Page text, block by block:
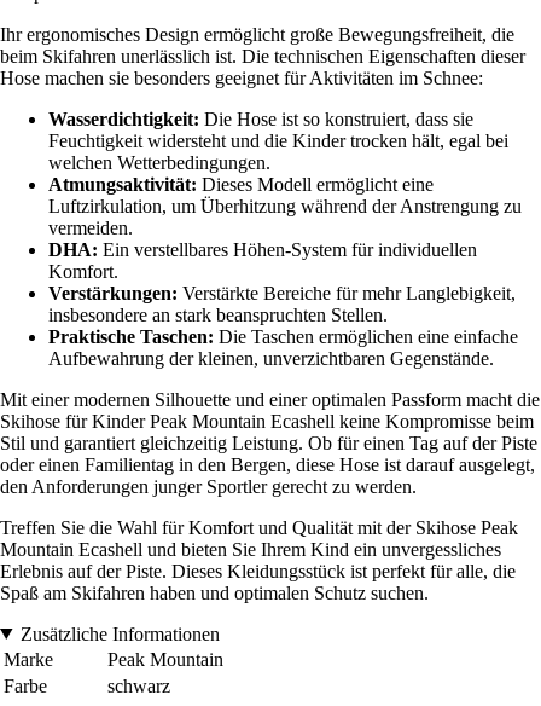
Ihr ergonomisches Design ermöglicht große Bewegungsfreiheit, die
beim Skifahren unerlässlich ist. Die technischen Eigenschaften dieser
Hose machen sie besonders geeignet für Aktivitäten im Schnee:
Wasserdichtigkeit: Die Hose ist so konstruiert, dass sie
Feuchtigkeit widersteht und die Kinder trocken hält, egal bei
welchen Wetterbedingungen.
Atmungsaktivität: Dieses Modell ermöglicht eine
Luftzirkulation, um Überhitzung während der Anstrengung zu
vermeiden.
DHA: Ein verstellbares Höhen-System für individuellen
Komfort.
Verstärkungen: Verstärkte Bereiche für mehr Langlebigkeit,
insbesondere an stark beanspruchten Stellen.
Praktische Taschen: Die Taschen ermöglichen eine einfache
Aufbewahrung der kleinen, unverzichtbaren Gegenstände.
Mit einer modernen Silhouette und einer optimalen Passform macht die
Skihose für Kinder Peak Mountain Ecashell keine Kompromisse beim
Stil und garantiert gleichzeitig Leistung. Ob für einen Tag auf der Piste
oder einen Familientag in den Bergen, diese Hose ist darauf ausgelegt,
den Anforderungen junger Sportler gerecht zu werden.
Treffen Sie die Wahl für Komfort und Qualität mit der Skihose Peak
Mountain Ecashell und bieten Sie Ihrem Kind ein unvergessliches
Erlebnis auf der Piste. Dieses Kleidungsstück ist perfekt für alle, die
Spaß am Skifahren haben und optimalen Schutz suchen.
Zusätzliche Informationen
Marke
Peak Mountain
Farbe
schwarz